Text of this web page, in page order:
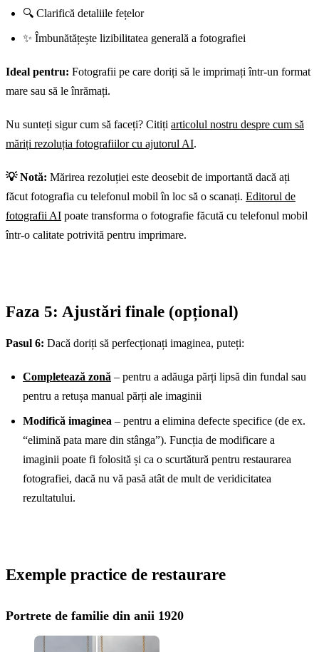
🔍 Clarifică detaliile fețelor
✨ Îmbunătățește lizibilitatea generală a fotografiei
Ideal pentru: Fotografii pe care doriți să le imprimați într-un format
mare sau să le înrămați.
Nu sunteți sigur cum să faceți? Citiți articolul nostru despre cum să
măriți rezoluția fotografiilor cu ajutorul AI.
💡 Notă: Mărirea rezoluției este deosebit de importantă dacă ați
făcut fotografia cu telefonul mobil în loc să o scanați. Editorul de
fotografii AI poate transforma o fotografie făcută cu telefonul mobil
într-o calitate potrivită pentru imprimare.
Faza 5: Ajustări finale (opțional)
Pasul 6: Dacă doriți să perfecționați imaginea, puteți:
Completează zonă – pentru a adăuga părți lipsă din fundal sau
pentru a retușa manual părți ale imaginii
Modifică imaginea – pentru a elimina defecte specifice (de ex.
“elimină pata mare din stânga”). Funcția de modificare a
imaginii poate fi folosită și ca o scurtătură pentru restaurarea
fotografiei, dacă nu vă pasă atât de mult de veridicitatea
rezultatului.
Exemple practice de restaurare
Portrete de familie din anii 1920